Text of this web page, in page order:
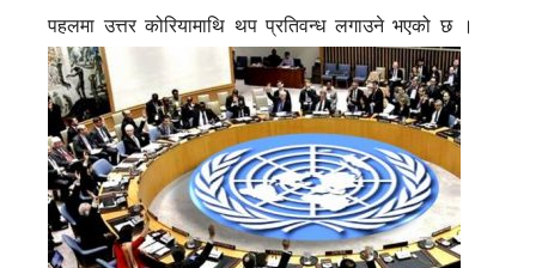
पहलमा उत्तर कोरियामाथि थप प्रतिवन्ध लगाउने भएको छ ।